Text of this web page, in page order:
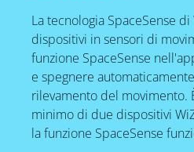
La tecnologia SpaceSense
dispositivi in sensori di
funzione SpaceSense
e spegnere
rilevamento del movimento.
minimo di due dispositivi
la funzione SpaceSense